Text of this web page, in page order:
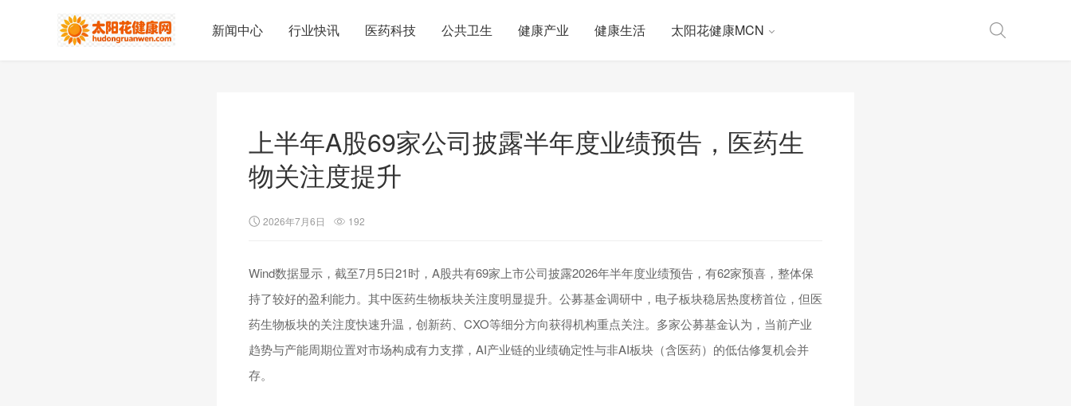
新闻中心 行业快讯 医药科技 公共卫生 健康产业 健康生活 太阳花健康MCN
上半年A股69家公司披露半年度业绩预告，医药生
物关注度提升
2026年7月6日 192
Wind数据显示，截至7月5日21时，A股共有69家上市公司披露2026年半年度业绩预告，有62家预喜，整体保
持了较好的盈利能力。其中医药生物板块关注度明显提升。公募基金调研中，电子板块稳居热度榜首位，但医
药生物板块的关注度快速升温，创新药、CXO等细分方向获得机构重点关注。多家公募基金认为，当前产业
趋势与产能周期位置对市场构成有力支撑，AI产业链的业绩确定性与非AI板块（含医药）的低估修复机会并
存。